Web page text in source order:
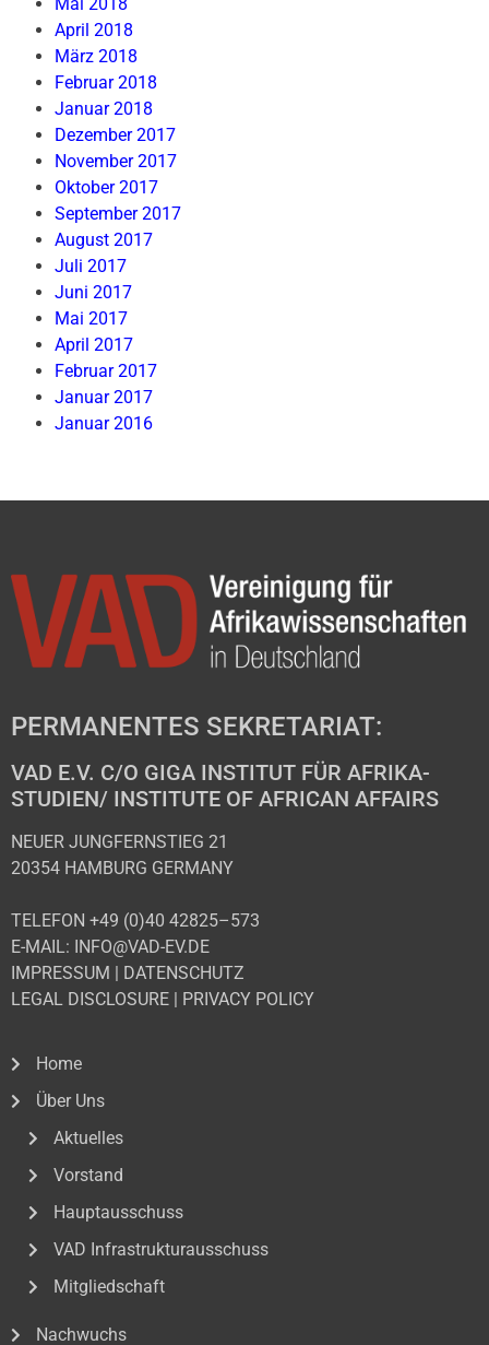
April 2018
März 2018
Februar 2018
Januar 2018
Dezember 2017
November 2017
Oktober 2017
September 2017
August 2017
Juli 2017
Juni 2017
Mai 2017
April 2017
Februar 2017
Januar 2017
Januar 2016
PERMANENTES SEKRETARIAT:
VAD E.V. C/O GIGA INSTITUT FÜR AFRIKA-
STUDIEN/ INSTITUTE OF AFRICAN AFFAIRS
NEUER JUNGFERNSTIEG 21
20354 HAMBURG GERMANY
TELEFON +49 (0)40 42825–573
E-MAIL: INFO@VAD-EV.DE
IMPRESSUM
DATENSCHUTZ
LEGAL DISCLOSURE
PRIVACY POLICY
Home
Über Uns
Aktuelles
Vorstand
Hauptausschuss
VAD Infrastrukturausschuss
Mitgliedschaft
Nachwuchs